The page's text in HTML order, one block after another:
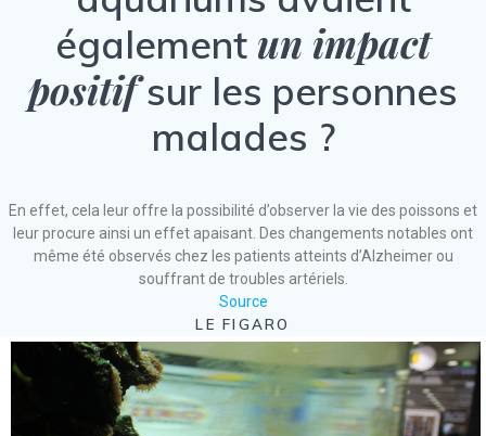
également un impact
positifsur les personnes
malades ?
En effet, cela leur offre la possibilité d’observer la vie des poissons et
leur procure ainsi un effet apaisant. Des changements notables ont
même été observés chez les patients atteints d’Alzheimer ou
souffrant de troubles artériels.
Source
LE FIGARO